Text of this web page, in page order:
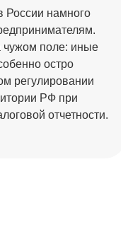
России намного
чужом поле: иные
остро
регулировании
РФ при
отчетности.